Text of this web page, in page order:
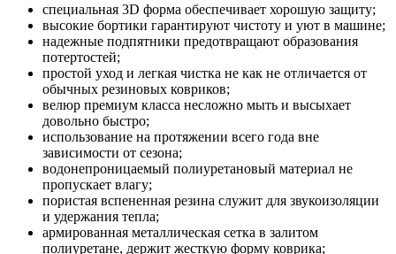
специальная 3D форма обеспечивает хорошую защиту;
высокие бортики гарантируют чистоту и уют в машине;
надежные подпятники предотвращают образования
потертостей;
простой уход и легкая чистка не как не отличается от
обычных резиновых ковриков;
велюр премиум класса несложно мыть и высыхает
довольно быстро;
использование на протяжении всего года вне
зависимости от сезона;
водонепроницаемый полиуретановый материал не
пропускает влагу;
пористая вспененная резина служит для звукоизоляции
и удержания тепла;
армированная металлическая сетка в залитом
полиуретане, держит жесткую форму коврика;